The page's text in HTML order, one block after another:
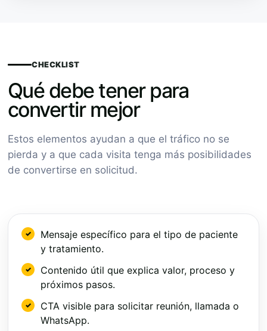
CHECKLIST
Qué debe tener para
convertir mejor
Estos elementos ayudan a que el tráfico no se
pierda y a que cada visita tenga más posibilidades
de convertirse en solicitud.
Mensaje específico para el tipo de paciente
y tratamiento.
Contenido útil que explica valor, proceso y
próximos pasos.
CTA visible para solicitar reunión, llamada o
WhatsApp.